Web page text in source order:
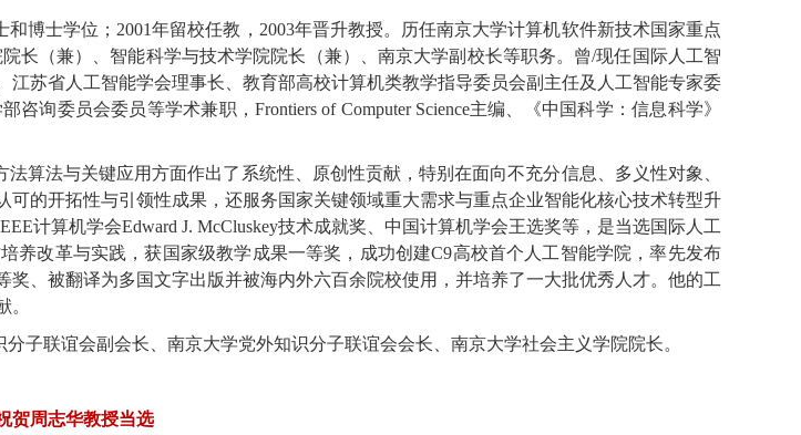
博士学位； 2001年留校任教， 2003年晋升教授。历任南京大学计算机软件新技术国家重点
长（兼）、智能科学与技术学院院长（兼）、南京大学副校长等职务。曾/现任国际人工智
苏省人工智能学会理事长、教育部高校计算机类教学指导委员会副主任及人工智能专家委
咨询委员会委员等学术兼职，Frontiers of Computer Science主编、《中国科学：信息科学》
算法与关键应用方面作出了系统性、原创性贡献，特别在面向不充分信息、多义性对象、
的开拓性与引领性成果，还服务国家关键领域重大需求与重点企业智能化核心技术转型升
计算机学会Edward J. McCluskey技术成就奖、中国计算机学会王选奖等，是当选国际人工
养改革与实践，获国家级教学成果一等奖，成功创建C9高校首个人工智能学院，率先发布
、被翻译为多国文字出版并被海内外六百余院校使用，并培养了一大批优秀人才。他的工
子联谊会副会长、南京大学党外知识分子联谊会会长、南京大学社会主义学院院长。
贺周志华教授当选